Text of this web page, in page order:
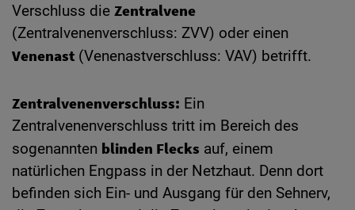
Verschluss die Zentralvene
(Zentralvenenverschluss: ZVV) oder einen
Venenast (Venenastverschluss: VAV) betrifft.
Zentralvenenverschluss: Ein
Zentralvenenverschluss tritt im Bereich des
sogenannten blinden Flecks auf, einem
natürlichen Engpass in der Netzhaut. Denn dort
befinden sich Ein- und Ausgang für den Sehnerv,